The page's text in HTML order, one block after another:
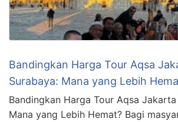
Bandingkan Harga Tour Aqsa
Surabaya: Mana yang Lebih
Bandingkan Harga Tour Aqsa
Mana yang Lebih Hemat? Bagi